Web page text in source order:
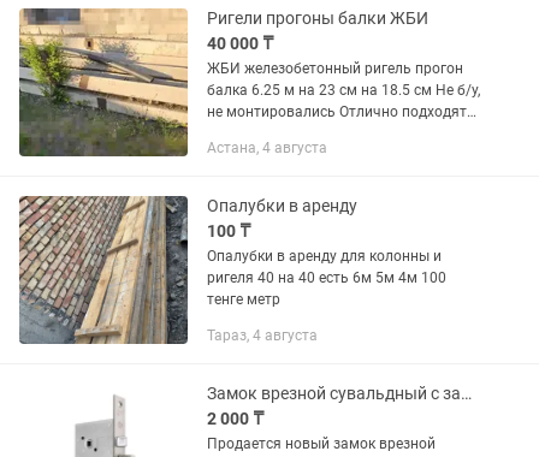
Электронный...
Ригели прогоны балки ЖБИ
40 000 ₸
ЖБИ железобетонный ригель прогон
балка 6.25 м на 23 см на 18.5 см Не б/у,
не монтировались Отлично подходят
стенах - примеры на фото есть 8 штук,
Астана, 4 августа
Опалубки в аренду
100 ₸
Опалубки в аренду для колонны и
ригеля 40 на 40 есть 6м 5м 4м 100
тенге метр
Тараз, 4 августа
Замок врезной сувальдный с защелкой Prosam 74100 Россия
2 000 ₸
Продается новый замок врезной